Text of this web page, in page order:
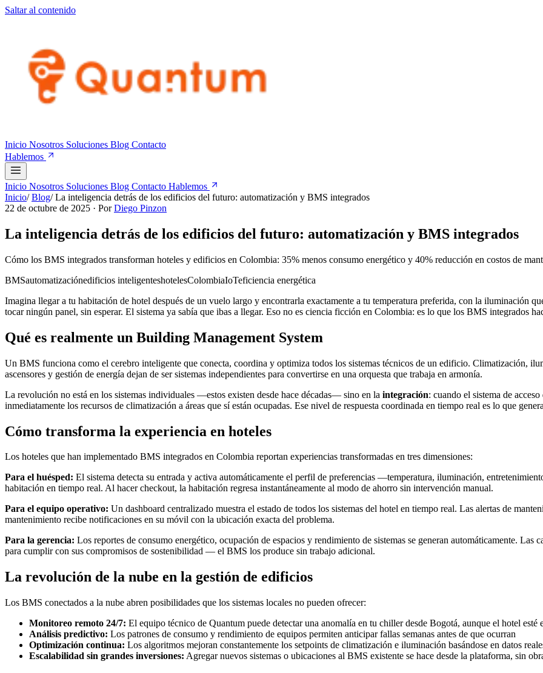
Saltar al contenido
Inicio Nosotros Soluciones Blog Contacto
Hablemos
Inicio Nosotros Soluciones Blog Contacto Hablemos
Inicio/ Blog/ La inteligencia detrás de los edificios del futuro: automatización y BMS integrados
22 de octubre de 2025 · PorDiego Pinzon
La inteligencia detrás de los edificios del futuro: automatización y BMS integrados
Cómo los BMS integrados transforman hoteles y edificios en Colombia: 35% menos consumo energético y 40% reducción en costos de
BMSautomatizaciónedificios inteligenteshotelesColombiaIoTeficiencia energética
Imagina llegar a tu habitación de hotel después de un vuelo largo y encontrarla exactamente a tu temperatura preferida, con la iluminación
tocar ningún panel, sin esperar. El sistema ya sabía que ibas a llegar. Eso no es ciencia ficción en Colombia: es lo que los BMS integrados
Qué es realmente un Building Management System
Un BMS funciona como el cerebro inteligente que conecta, coordina y optimiza todos los sistemas técnicos de un edificio. Climatización,
ascensores y gestión de energía dejan de ser sistemas independientes para convertirse en una orquesta que trabaja en armonía.
La revolución no está en los sistemas individuales —estos existen desde hace décadas— sino en la integración: cuando el sistema de
inmediatamente los recursos de climatización a áreas que sí están ocupadas. Ese nivel de respuesta coordinada en tiempo real es lo que
Cómo transforma la experiencia en hoteles
Los hoteles que han implementado BMS integrados en Colombia reportan experiencias transformadas en tres dimensiones:
Para el huésped: El sistema detecta su entrada y activa automáticamente el perfil de preferencias —temperatura, iluminación,
habitación en tiempo real. Al hacer checkout, la habitación regresa instantáneamente al modo de ahorro sin intervención manual.
Para el equipo operativo: Un dashboard centralizado muestra el estado de todos los sistemas del hotel en tiempo real. Las alertas de
mantenimiento recibe notificaciones en su móvil con la ubicación exacta del problema.
Para la gerencia: Los reportes de consumo energético, ocupación de espacios y rendimiento de sistemas se generan automáticamente.
para cumplir con sus compromisos de sostenibilidad — el BMS los produce sin trabajo adicional.
La revolución de la nube en la gestión de edificios
Los BMS conectados a la nube abren posibilidades que los sistemas locales no pueden ofrecer:
Monitoreo remoto 24/7: El equipo técnico de Quantum puede detectar una anomalía en tu chiller desde Bogotá, aunque el hotel esté
Análisis predictivo: Los patrones de consumo y rendimiento de equipos permiten anticipar fallas semanas antes de que ocurran
Optimización continua: Los algoritmos mejoran constantemente los setpoints de climatización e iluminación basándose en datos
Escalabilidad sin grandes inversiones: Agregar nuevos sistemas o ubicaciones al BMS existente se hace desde la plataforma, sin